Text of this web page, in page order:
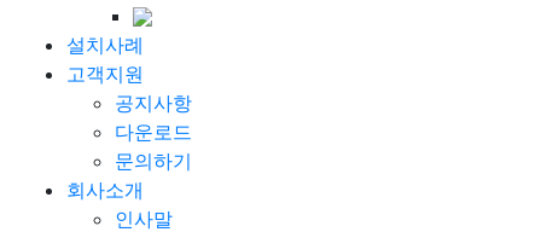
설치사례
고객지원
공지사항
다운로드
문의하기
회사소개
인사말